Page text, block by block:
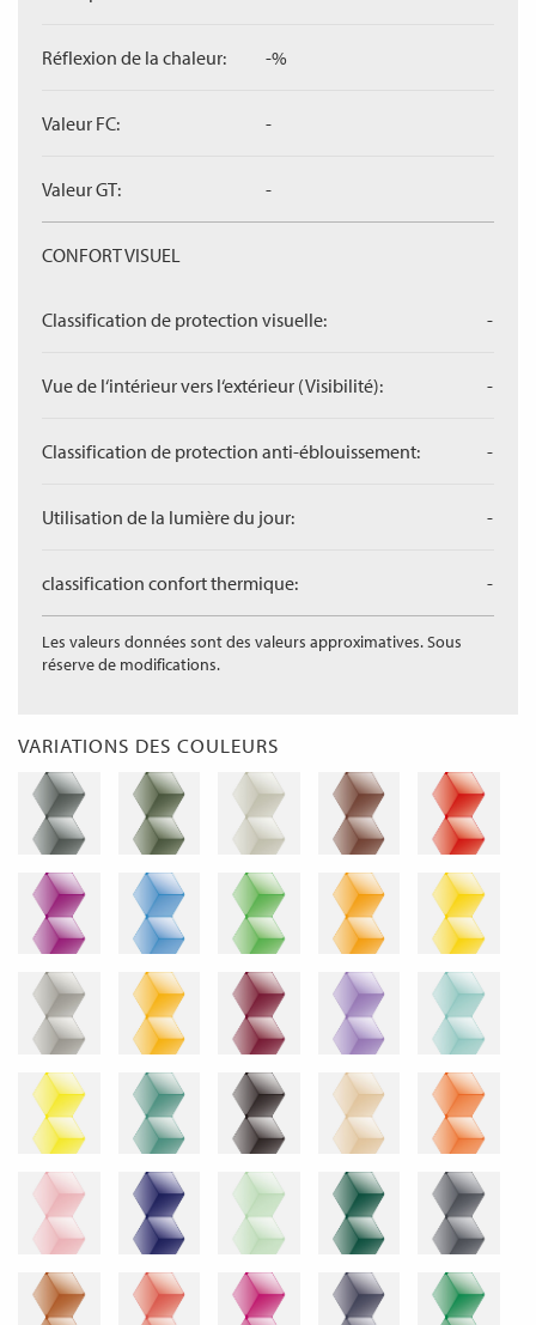
Réflexion de la chaleur: -%
Valeur FC: -
Valeur GT: -
CONFORT VISUEL
Classification de protection visuelle: -
Vue de l‘intérieur vers l‘extérieur (Visibilité): -
Classification de protection anti-éblouissement: -
Utilisation de la lumière du jour: -
classification confort thermique: -
Les valeurs données sont des valeurs approximatives. Sous
réserve de modifications.
VARIATIONS DES COULEURS